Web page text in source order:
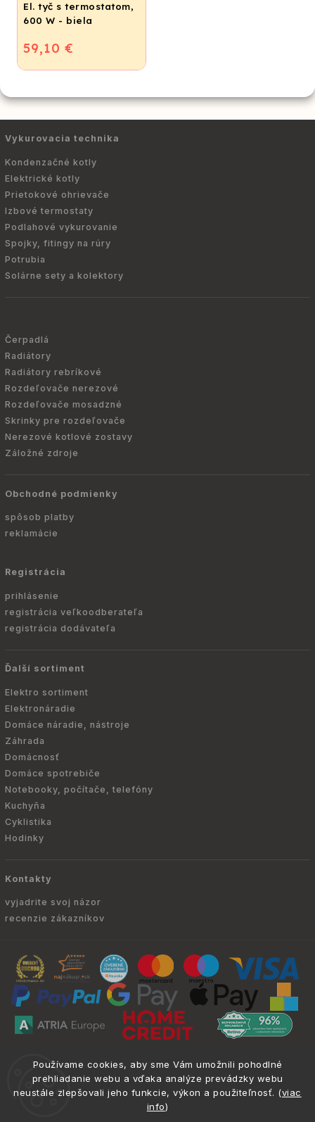
Používame cookies, aby sme Vám umožnili pohodlné
prehliadanie webu a vďaka analýze prevádzky webu
neustále zlepšovali jeho funkcie, výkon a použiteľnosť. (viac
info)
El. tyč s termostatom,
600 W - biela
59,10 €
Vykurovacia technika
Kondenzačné kotly
Elektrické kotly
Prietokové ohrievače
Izbové termostaty
Podlahové vykurovanie
Spojky, fitingy na rúry
Potrubia
Solárne sety a kolektory
Čerpadlá
Radiátory
Radiátory rebríkové
Rozdeľovače nerezové
Rozdeľovače mosadzné
Skrinky pre rozdeľovače
Nerezové kotlové zostavy
Záložné zdroje
Obchodné podmienky
spôsob platby
reklamácie
Registrácia
prihlásenie
registrácia veľkoodberateľa
registrácia dodávateľa
Ďalší sortiment
Elektro sortiment
Elektronáradie
Domáce náradie, nástroje
Záhrada
Domácnosť
Domáce spotrebiče
Notebooky, počítače, telefóny
Kuchyňa
Cyklistika
Hodinky
Kontakty
vyjadrite svoj názor
recenzie zákazníkov
práva vyhradené.